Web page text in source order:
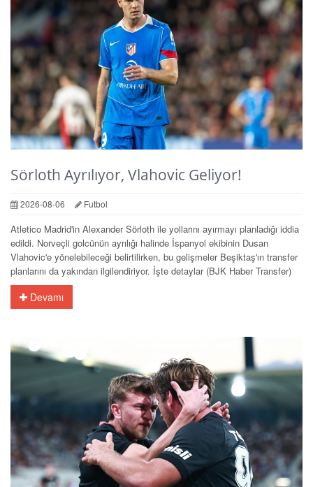
Sörloth Ayrılıyor, Vlahovic Geliyor!
2026-08-06 Futbol
Atletico Madrid'in Alexander Sörloth ile yollarını ayırmayı planladığı iddia
edildi. Norveçli golcünün ayrılığı halinde İspanyol ekibinin Dusan
Vlahovic'e yönelebileceği belirtilirken, bu gelişmeler Beşiktaş'ın transfer
planlarını da yakından ilgilendiriyor. İşte detaylar (BJK Haber Transfer)
Devamı